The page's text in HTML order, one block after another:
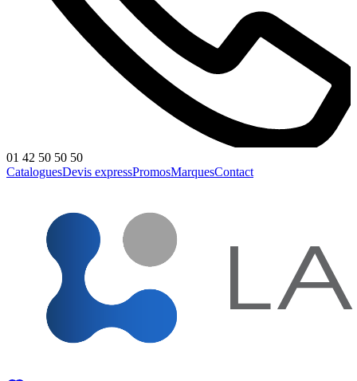
01 42 50 50 50
CataloguesDevis expressPromosMarquesContact